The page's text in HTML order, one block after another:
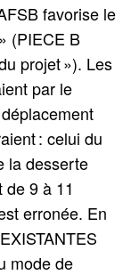
favorise le
(PIECE B
projet »). Les
par le
: celui du
la desserte
9 à 11
erronée. En
mode de